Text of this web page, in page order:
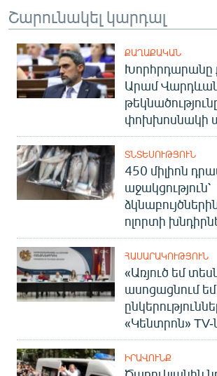
Շարունակել կարդալ
ՔԱՂԱՔԱԿԱՆ
Խորհրդարանը
Արամ
փոխխոսնակի
ՏՆՏԵՍՈՒԹՅՈՒՆ
450 միլիոն
աջակցություն՝
ոլորտի
ՀԱՍԱՐԱԿՈՒԹՅՈՒՆ
«Առյուծ եմ
ասոցացնում
«Կենտրոն»
ԻՐԱՎՈՒՆՔ